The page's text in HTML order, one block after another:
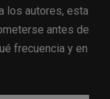
los autores, esta
antes de
frecuencia y en